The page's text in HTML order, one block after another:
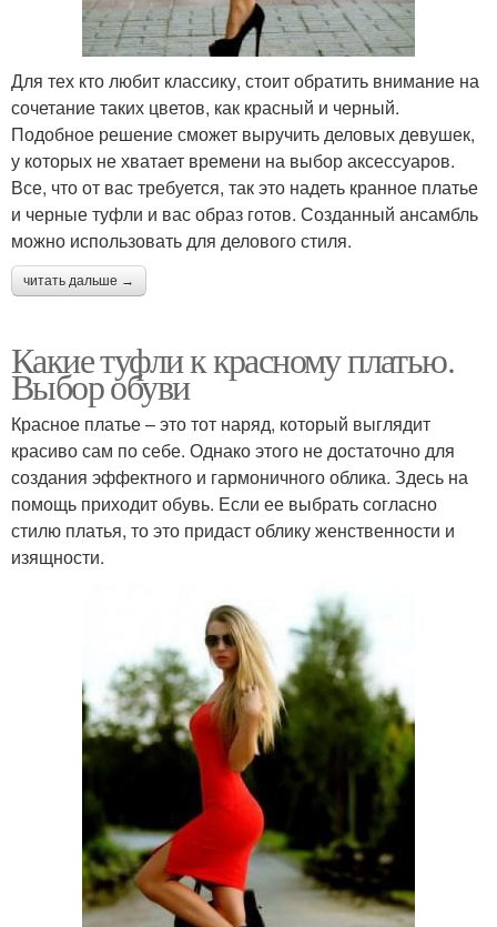
Для тех кто любит классику, стоит обратить внимание на
сочетание таких цветов, как красный и черный.
Подобное решение сможет выручить деловых девушек,
у которых не хватает времени на выбор аксессуаров.
Все, что от вас требуется, так это надеть кранное платье
и черные туфли и вас образ готов. Созданный ансамбль
можно использовать для делового стиля.
читать дальше →
Какие туфли к красному платью.
Выбор обуви
Красное платье – это тот наряд, который выглядит
красиво сам по себе. Однако этого не достаточно для
создания эффектного и гармоничного облика. Здесь на
помощь приходит обувь. Если ее выбрать согласно
стилю платья, то это придаст облику женственности и
изящности.